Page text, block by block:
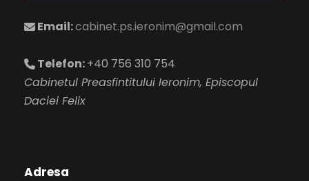
Email:cabinet.ps.ieronim@gmail.com
Telefon:+40 756 310 754
Cabinetul Preasfintitului Ieronim, Episcopul
Daciei Felix
Adresa